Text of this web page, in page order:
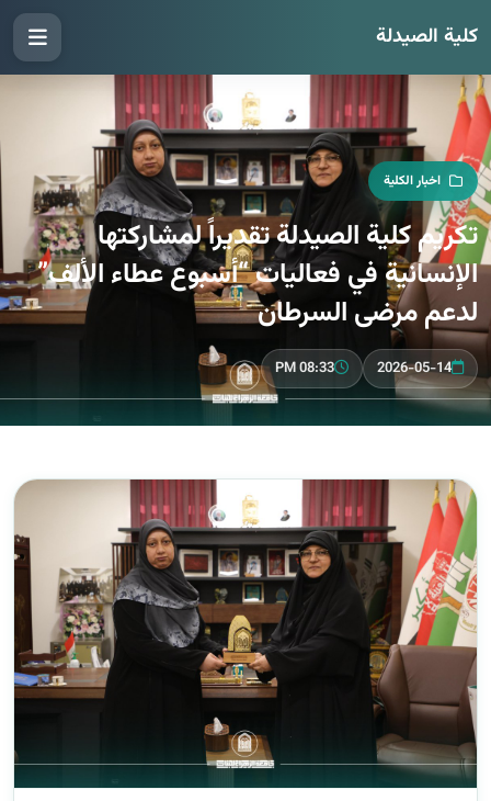
كلية الصيدلة
اخبار الكلية
تكريم كلية الصيدلة تقديراً لمشاركتها
الإنسانية في فعاليات “أسبوع عطاء الألف”
لدعم مرضى السرطان
2026-05-14
08:33 PM